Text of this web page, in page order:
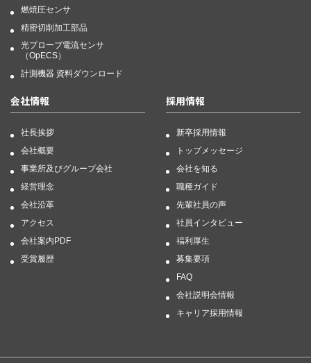
燃焼圧センサ
精密切削加工部品
光プローブ電流センサ
（OpECS）
計測機器 資料ダウンロード
会社情報
社長挨拶
会社概要
事業所及びグループ会社
経営理念
会社沿革
アクセス
会社案内PDF
受賞履歴
採用情報
新卒採用情報
トップメッセージ
会社を知る
職種ガイド
先輩社員の声
社員インタビュー
福利厚生
募集要項
FAQ
会社説明会情報
キャリア採用情報